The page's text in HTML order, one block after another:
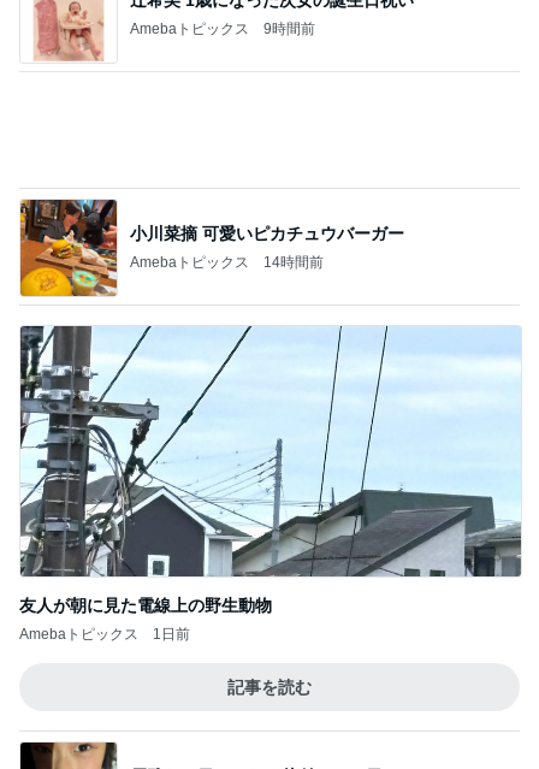
記事を読む
優雅な一日じゃなく片付けの一日
Amebaトピックス
神がかってる掃除機
Amebaトピックス 11時間前
11人揃っての嬉しいパフォーマンス
Amebaトピックス 11時間前
Amebaトピックス 1日前